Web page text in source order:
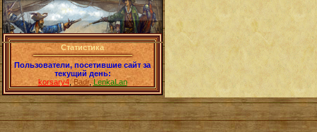
Статистика
Пользователи, посетившие сайт за
текущий день:
korsary4,Badr,LenkaLan